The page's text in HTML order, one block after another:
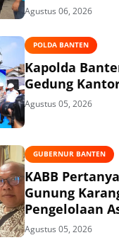
Agustus 06, 2026
POLDA BANTEN
Kapolda
Gedung
Agustus 05, 2026
GUBERNUR BANTEN
KABB
Gunung
Pengelolaan
Agustus 05, 2026